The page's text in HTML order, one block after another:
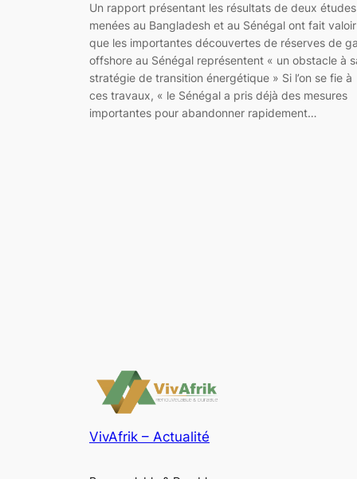
Un rapport présentant les résultats de deux études
menées au Bangladesh et au Sénégal ont fait valoir
que les importantes découvertes de réserves de
offshore au Sénégal représentent « un obstacle à
stratégie de transition énergétique » Si l’on se fie à
ces travaux, « le Sénégal a pris déjà des mesures
importantes pour abandonner rapidement…
VivAfrik – Actualité